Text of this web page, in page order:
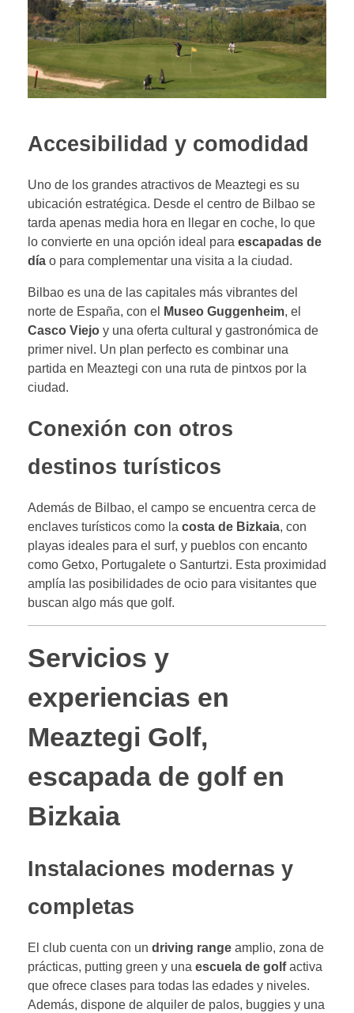
Accesibilidad y comodidad
Uno de los grandes atractivos de Meaztegi es su
ubicación estratégica. Desde el centro de Bilbao se
tarda apenas media hora en llegar en coche, lo que
lo convierte en una opción ideal para escapadas de
día o para complementar una visita a la ciudad.
Bilbao es una de las capitales más vibrantes del
norte de España, con el
Museo Guggenheim, el
Casco Viejo y una oferta cultural y gastronómica de
primer nivel. Un plan perfecto es combinar una
partida en Meaztegi con una ruta de pintxos por la
ciudad.
Conexión con otros
destinos turísticos
Además de Bilbao, el campo se encuentra cerca de
enclaves turísticos como la costa de Bizkaia, con
playas ideales para el surf, y pueblos con encanto
como Getxo, Portugalete o Santurtzi. Esta proximidad
amplía las posibilidades de ocio para visitantes que
buscan algo más que golf.
Servicios y
experiencias en
Meaztegi Golf,
escapada de golf en
Bizkaia
Instalaciones modernas y
completas
El club cuenta con un driving range amplio, zona de
prácticas, putting green y una escuela de golfactiva
que ofrece clases para todas las edades y niveles.
Además, dispone de alquiler de palos, buggies y una